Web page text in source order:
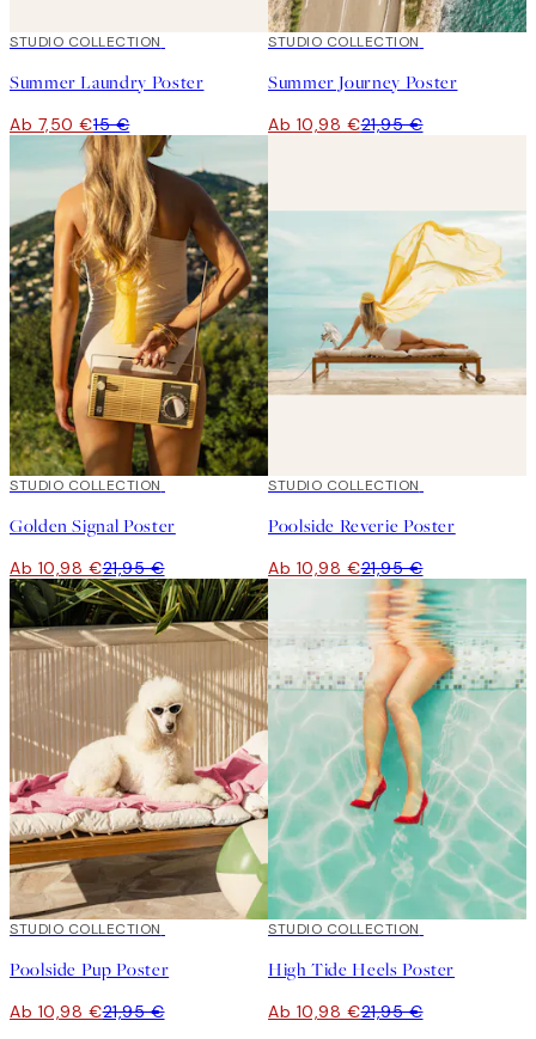
50%*
STUDIO COLLECTION
Summer Laundry Poster
Ab 7,50 €15 €
50%*
STUDIO COLLECTION
Summer Journey Poster
Ab 10,98 €21,95 €
50%*
STUDIO COLLECTION
Golden Signal Poster
Ab 10,98 €21,95 €
50%*
STUDIO COLLECTION
Poolside Reverie Poster
Ab 10,98 €21,95 €
50%*
STUDIO COLLECTION
Poolside Pup Poster
Ab 10,98 €21,95 €
50%*
STUDIO COLLECTION
High Tide Heels Poster
Ab 10,98 €21,95 €